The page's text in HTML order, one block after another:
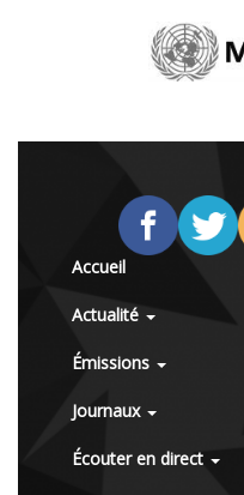
Accueil
Actualité
Émissions
Journaux
Écouter en direct